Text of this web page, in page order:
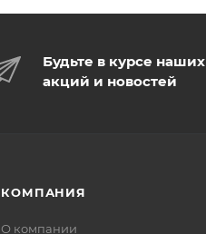
Будьте в курсе наших
акций и новостей
КОМПАНИЯ
О компании